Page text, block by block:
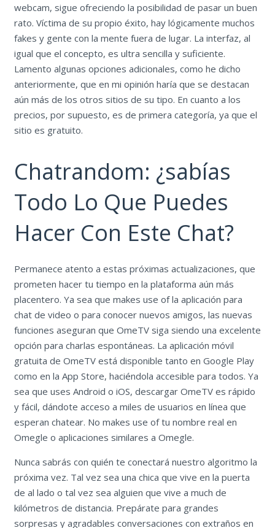
webcam, sigue ofreciendo la posibilidad de pasar un buen
rato. Víctima de su propio éxito, hay lógicamente muchos
fakes y gente con la mente fuera de lugar. La interfaz, al
igual que el concepto, es ultra sencilla y suficiente.
Lamento algunas opciones adicionales, como he dicho
anteriormente, que en mi opinión haría que se destacan
aún más de los otros sitios de su tipo. En cuanto a los
precios, por supuesto, es de primera categoría, ya que el
sitio es gratuito.
Chatrandom: ¿sabías
Todo Lo Que Puedes
Hacer Con Este Chat?
Permanece atento a estas próximas actualizaciones, que
prometen hacer tu tiempo en la plataforma aún más
placentero. Ya sea que makes use of la aplicación para
chat de video o para conocer nuevos amigos, las nuevas
funciones aseguran que OmeTV siga siendo una excelente
opción para charlas espontáneas. La aplicación móvil
gratuita de OmeTV está disponible tanto en Google Play
como en la App Store, haciéndola accesible para todos. Ya
sea que uses Android o iOS, descargar OmeTV es rápido
y fácil, dándote acceso a miles de usuarios en línea que
esperan chatear. No makes use of tu nombre real en
Omegle o aplicaciones similares a Omegle.
Nunca sabrás con quién te conectará nuestro algoritmo la
próxima vez. Tal vez sea una chica que vive en la puerta
de al lado o tal vez sea alguien que vive a much de
kilómetros de distancia. Prepárate para grandes
sorpresas y agradables conversaciones con extraños en